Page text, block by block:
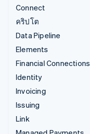
Connect
คริปโต
Data Pipeline
Elements
Financial Connections
Identity
Invoicing
Issuing
Link